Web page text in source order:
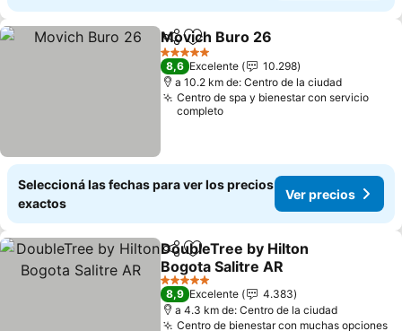
CompartirAñadir a favoritos
Movich Buro 26
5 Estrellas
8,6 Excelente
10.298
a 10.2 km de: Centro de la ciudad
Centro de spa y bienestar con servicio
completo
Seleccioná las fechas para ver los precios
exactos
Ver precios
CompartirAñadir a favoritos
DoubleTree by Hilton
Bogota Salitre AR
5 Estrellas
8,9 Excelente
4.383
a 4.3 km de: Centro de la ciudad
Centro de bienestar con muchas opciones